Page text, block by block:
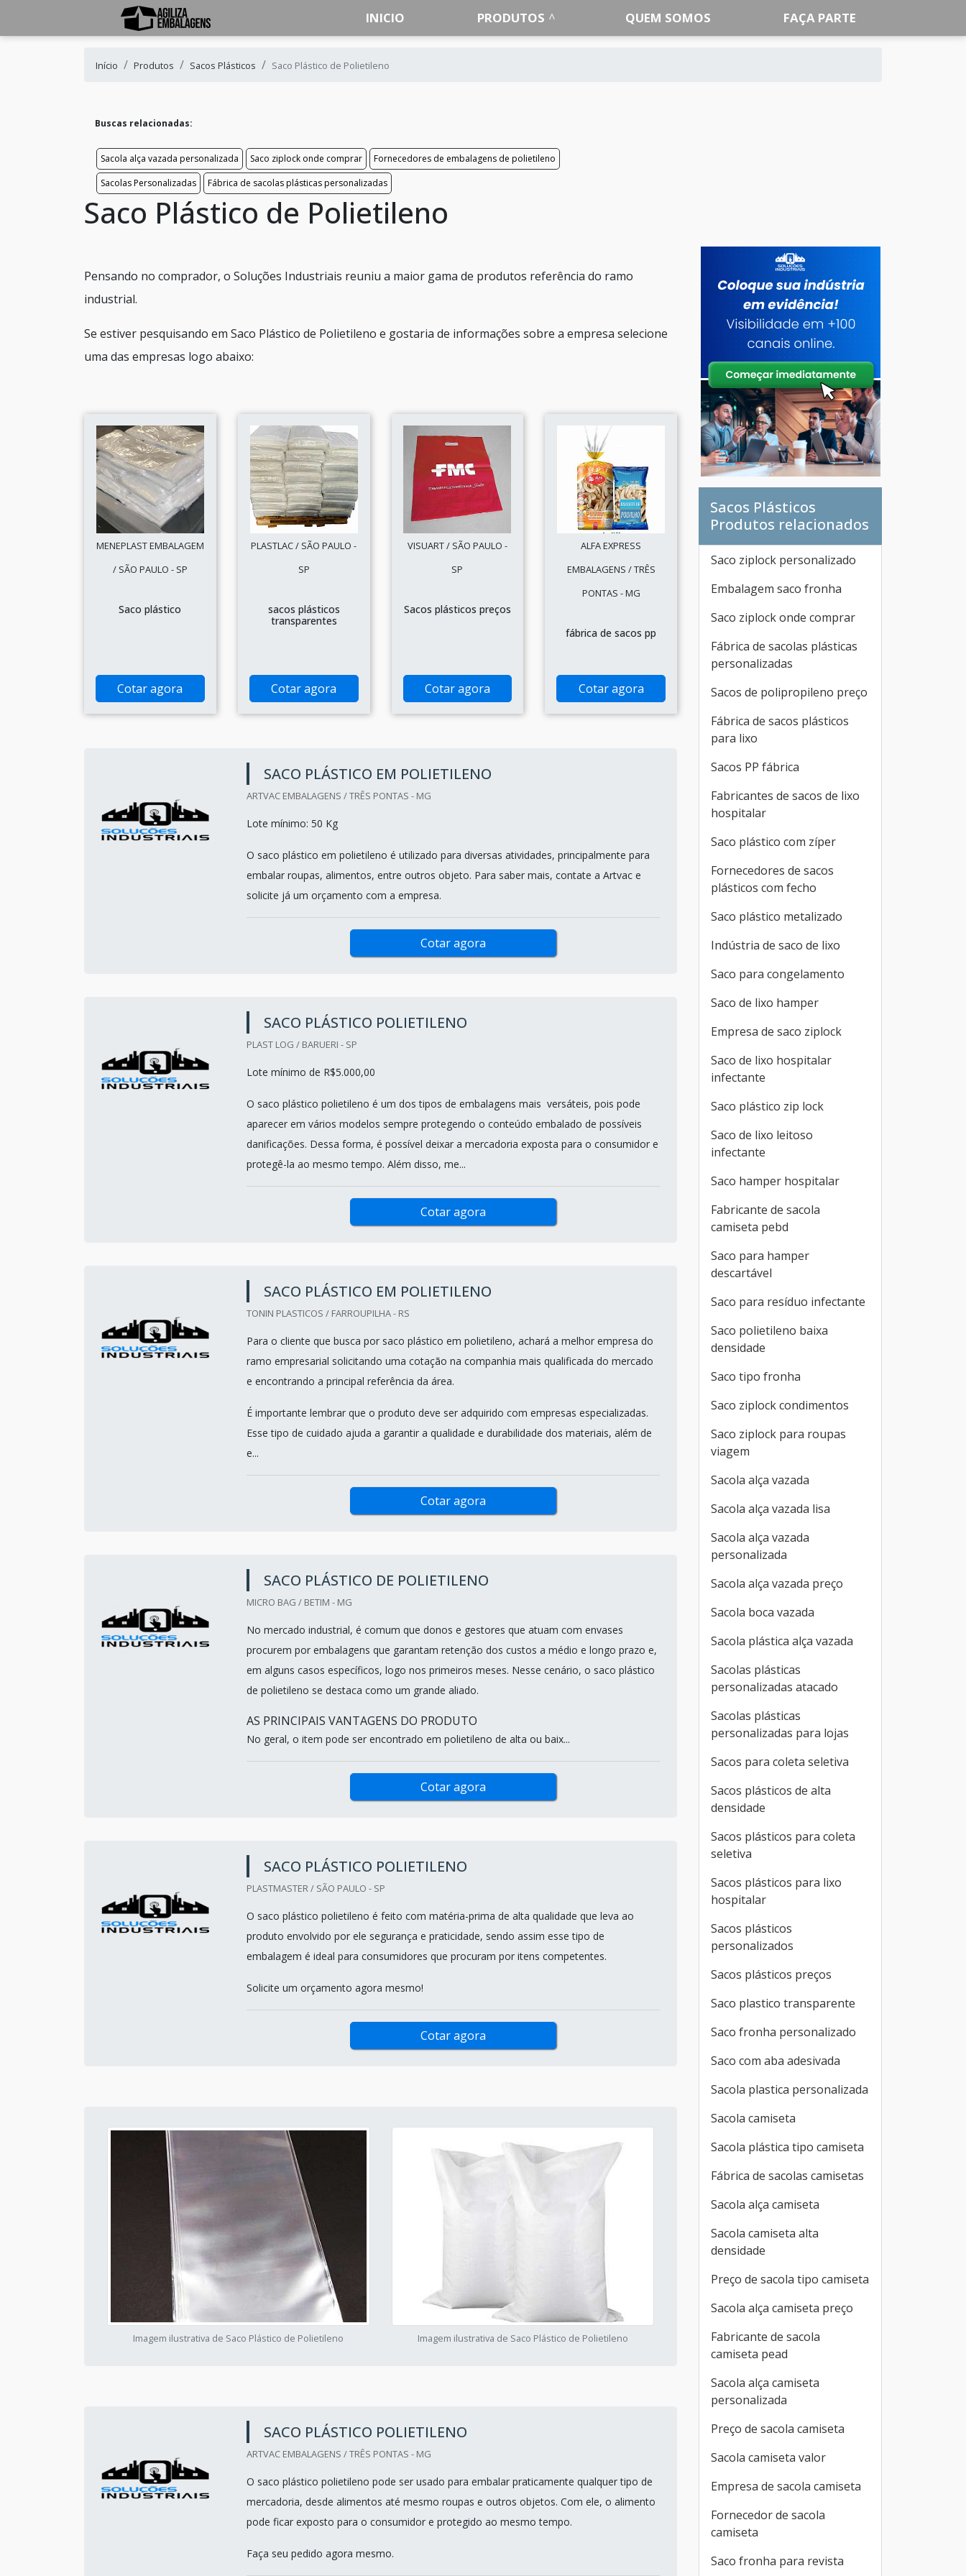
INICIO PRODUTOS QUEM SOMOS FAÇA PARTE
Início Produtos Sacos Plásticos Saco Plástico de Polietileno
Buscas relacionadas:
Sacola alça vazada personalizada Saco ziplock onde comprar
Fornecedores de embalagens de polietileno
Sacolas Personalizadas
Fábrica de sacolas plásticas personalizadas
Saco Plástico de Polietileno
Pensando no comprador, o Soluções Industriais reuniu a maior gama de produtos referência do ramo
industrial.
Se estiver pesquisando em Saco Plástico de Polietileno e gostaria de informações sobre a empresa selecione
uma das empresas logo abaixo:
MENEPLAST EMBALAGEM
/ SÃO PAULO - SP
Saco plástico
Cotar agora
PLASTLAC / SÃO PAULO -
SP
sacos plásticos
transparentes
Cotar agora
VISUART / SÃO PAULO -
SP
Sacos plásticos preços
Cotar agora
ALFA EXPRESS
EMBALAGENS / TRÊS
PONTAS - MG
fábrica de sacos pp
Cotar agora
SACO PLÁSTICO EM POLIETILENO
ARTVAC EMBALAGENS / TRÊS PONTAS - MG
Lote mínimo: 50 Kg
O saco plástico em polietileno é utilizado para diversas atividades, principalmente para
embalar roupas, alimentos, entre outros objeto. Para saber mais, contate a Artvac e
solicite já um orçamento com a empresa.
Cotar agora
SACO PLÁSTICO POLIETILENO
PLAST LOG / BARUERI - SP
Lote mínimo de R$5.000,00
O saco plástico polietileno é um dos tipos de embalagens mais versáteis, pois pode
aparecer em vários modelos sempre protegendo o conteúdo embalado de possíveis
danificações. Dessa forma, é possível deixar a mercadoria exposta para o consumidor e
protegê-la ao mesmo tempo. Além disso, me...
Cotar agora
SACO PLÁSTICO EM POLIETILENO
TONIN PLASTICOS / FARROUPILHA - RS
Para o cliente que busca por saco plástico em polietileno, achará a melhor empresa do
ramo empresarial solicitando uma cotação na companhia mais qualificada do mercado
e encontrando a principal referência da área.
É importante lembrar que o produto deve ser adquirido com empresas especializadas.
Esse tipo de cuidado ajuda a garantir a qualidade e durabilidade dos materiais, além de
e...
Cotar agora
SACO PLÁSTICO DE POLIETILENO
MICRO BAG / BETIM - MG
No mercado industrial, é comum que donos e gestores que atuam com envases
procurem por embalagens que garantam retenção dos custos a médio e longo prazo e,
em alguns casos específicos, logo nos primeiros meses. Nesse cenário, o saco plástico
de polietileno se destaca como um grande aliado.
AS PRINCIPAIS VANTAGENS DO PRODUTO
No geral, o item pode ser encontrado em polietileno de alta ou baix...
Cotar agora
SACO PLÁSTICO POLIETILENO
PLASTMASTER / SÃO PAULO - SP
O saco plástico polietileno é feito com matéria-prima de alta qualidade que leva ao
produto envolvido por ele segurança e praticidade, sendo assim esse tipo de
embalagem é ideal para consumidores que procuram por itens competentes.
Solicite um orçamento agora mesmo!
Cotar agora
Imagem ilustrativa de Saco Plástico de Polietileno Imagem ilustrativa de Saco Plástico de Polietileno
SACO PLÁSTICO POLIETILENO
ARTVAC EMBALAGENS / TRÊS PONTAS - MG
O saco plástico polietileno pode ser usado para embalar praticamente qualquer tipo de
mercadoria, desde alimentos até mesmo roupas e outros objetos. Com ele, o alimento
pode ficar exposto para o consumidor e protegido ao mesmo tempo.
Faça seu pedido agora mesmo.
Sacos Plásticos
Produtos relacionados
Saco ziplock personalizado
Embalagem saco fronha
Saco ziplock onde comprar
Fábrica de sacolas plásticas
personalizadas
Sacos de polipropileno preço
Fábrica de sacos plásticos
para lixo
Sacos PP fábrica
Fabricantes de sacos de lixo
hospitalar
Saco plástico com zíper
Fornecedores de sacos
plásticos com fecho
Saco plástico metalizado
Indústria de saco de lixo
Saco para congelamento
Saco de lixo hamper
Empresa de saco ziplock
Saco de lixo hospitalar
infectante
Saco plástico zip lock
Saco de lixo leitoso
infectante
Saco hamper hospitalar
Fabricante de sacola
camiseta pebd
Saco para hamper
descartável
Saco para resíduo infectante
Saco polietileno baixa
densidade
Saco tipo fronha
Saco ziplock condimentos
Saco ziplock para roupas
viagem
Sacola alça vazada
Sacola alça vazada lisa
Sacola alça vazada
personalizada
Sacola alça vazada preço
Sacola boca vazada
Sacola plástica alça vazada
Sacolas plásticas
personalizadas atacado
Sacolas plásticas
personalizadas para lojas
Sacos para coleta seletiva
Sacos plásticos de alta
densidade
Sacos plásticos para coleta
seletiva
Sacos plásticos para lixo
hospitalar
Sacos plásticos
personalizados
Sacos plásticos preços
Saco plastico transparente
Saco fronha personalizado
Saco com aba adesivada
Sacola plastica personalizada
Sacola camiseta
Sacola plástica tipo camiseta
Fábrica de sacolas camisetas
Sacola alça camiseta
Sacola camiseta alta
densidade
Preço de sacola tipo camiseta
Sacola alça camiseta preço
Fabricante de sacola
camiseta pead
Sacola alça camiseta
personalizada
Preço de sacola camiseta
Sacola camiseta valor
Empresa de sacola camiseta
Fornecedor de sacola
camiseta
Saco fronha para revista